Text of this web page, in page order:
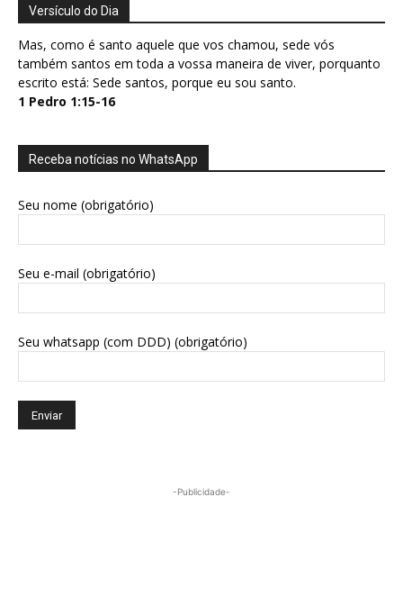
Versículo do Dia
Mas, como é santo aquele que vos chamou, sede vós
também santos em toda a vossa maneira de viver, porquanto
escrito está: Sede santos, porque eu sou santo.
1 Pedro 1:15-16
Receba notícias no WhatsApp
Seu nome (obrigatório)
Seu e-mail (obrigatório)
Seu whatsapp (com DDD) (obrigatório)
-Publicidade-